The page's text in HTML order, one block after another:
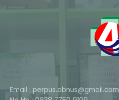
Email : perpus.abnus@gmail.com